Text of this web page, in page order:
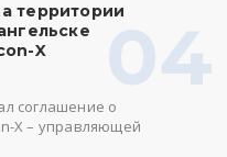
04
территории
X
соглашение о
X – управляющей